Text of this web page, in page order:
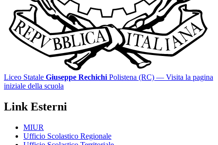
Liceo Statale Giuseppe Rechichi Polistena (RC) — Visita la pagina
iniziale della scuola
Link Esterni
MIUR
Ufficio Scolastico Regionale